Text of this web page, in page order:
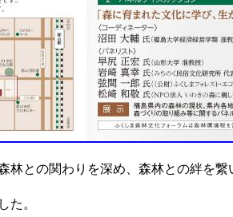
との関わりを深め、森林との絆を
た。